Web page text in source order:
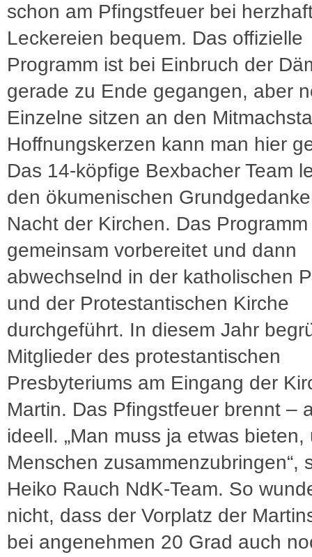
schon am Pfingstfeuer bei
Leckereien bequem. Das offizielle
Programm ist bei Einbruch der
gerade zu Ende gegangen, aber
Einzelne sitzen an den
Hoffnungskerzen kann man hier
Das 14-köpfige Bexbacher Team
den ökumenischen
Nacht der Kirchen. Das
gemeinsam vorbereitet und dann
abwechselnd in der katholischen
und der Protestantischen Kirche
durchgeführt. In diesem Jahr
Mitglieder des protestantischen
Presbyteriums am Eingang der
Martin. Das Pfingstfeuer brennt –
ideell. „Man muss ja etwas bieten,
Menschen zusammenzubringen“,
Heiko Rauch NdK-Team. So
nicht, dass der Vorplatz der
bei angenehmen 20 Grad auch